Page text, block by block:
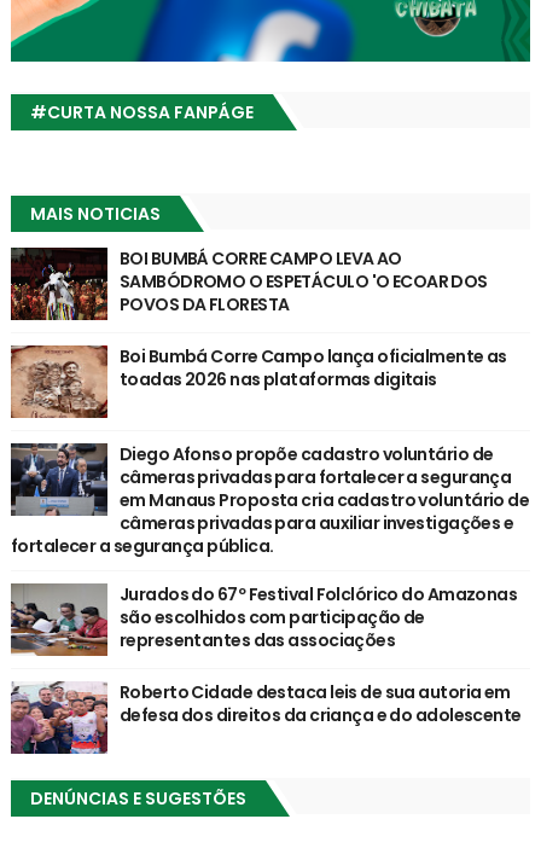
#CURTA NOSSA FANPÁGE
MAIS NOTICIAS
BOI BUMBÁ CORRE CAMPO LEVA AO
SAMBÓDROMO O ESPETÁCULO 'O ECOAR DOS
POVOS DA FLORESTA
Boi Bumbá Corre Campo lança oficialmente as
toadas 2026 nas plataformas digitais
Diego Afonso propõe cadastro voluntário de
câmeras privadas para fortalecer a segurança
em Manaus Proposta cria cadastro voluntário de
câmeras privadas para auxiliar investigações e
fortalecer a segurança pública.
Jurados do 67º Festival Folclórico do Amazonas
são escolhidos com participação de
representantes das associações
Roberto Cidade destaca leis de sua autoria em
defesa dos direitos da criança e do adolescente
DENÚNCIAS E SUGESTÕES